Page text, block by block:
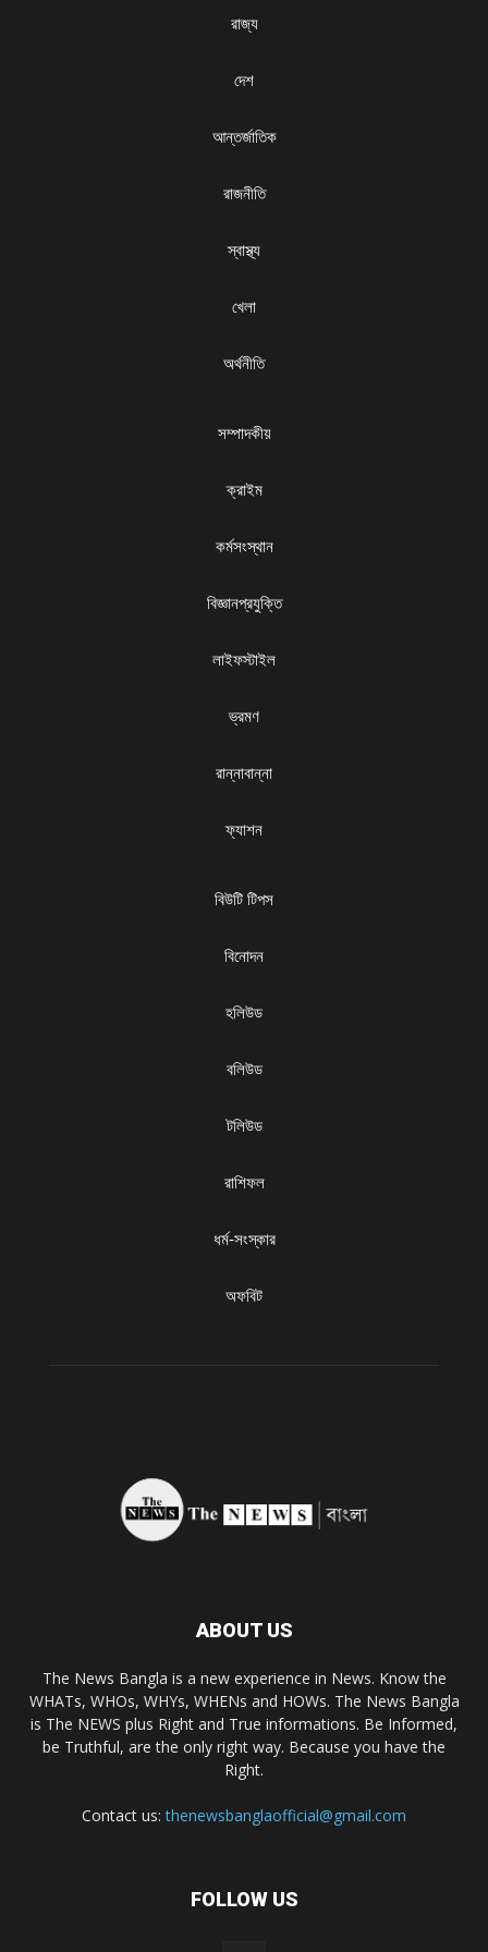
রাজ্য
দেশ
আন্তর্জাতিক
রাজনীতি
স্বাস্থ্য
খেলা
অর্থনীতি
সম্পাদকীয়
ক্রাইম
কর্মসংস্থান
বিজ্ঞানপ্রযুক্তি
লাইফস্টাইল
ভ্রমণ
রান্নাবান্না
ফ্যাশন
বিউটি টিপস
বিনোদন
হলিউড
বলিউড
টলিউড
রাশিফল
ধৰ্ম-সংস্কার
অফবিট
ABOUT US
The News Bangla is a new experience in News. Know the
WHATs, WHOs, WHYs, WHENs and HOWs. The News Bangla
is The NEWS plus Right and True informations. Be Informed,
be Truthful, are the only right way. Because you have the
Right.
Contact us:thenewsbanglaofficial@gmail.com
FOLLOW US